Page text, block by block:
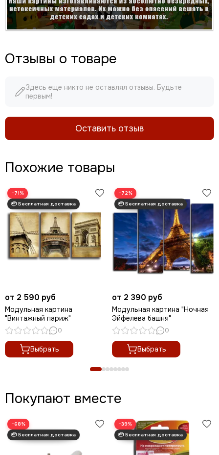
Отзывы о товаре
Здесь еще никто не оставлял отзывы. Будьте
первым!
Оставить отзыв
Похожие товары
−71%
от 2 590 руб
Модульная картина
"Винтажный париж"
0
Выбрать
−72%
от 2 390 руб
Модульная картина "Ночная
Эйфелева башня"
0
Выбрать
Покупают вместе
−68% −39%